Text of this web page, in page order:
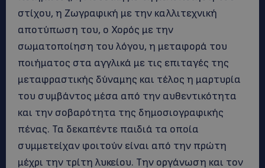
στίχου, η Ζωγραφική με την καλλιτεχνική
αποτύπωση του, ο Χορός με την
σωματοποίηση του λόγου, η μεταφορά του
ποιήματος στα αγγλικά με τις επιταγές της
μεταφραστικής δύναμης και τέλος η μαρτυρία
του συμβάντος μέσα από την αυθεντικότητα
και την σοβαρότητα της δημοσιογραφικής
πένας. Τα δεκαπέντε παιδιά τα οποία
συμμετείχαν φοιτούν είναι από την πρώτη
μέχρι την τρίτη λυκείου. Την οργάνωση και τον